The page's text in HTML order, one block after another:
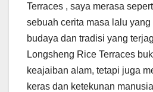
Terraces , saya merasa
sebuah cerita masa lalu
budaya dan tradisi yang
Longsheng Rice Terraces
keajaiban alam, tetapi juga
keras dan ketekunan